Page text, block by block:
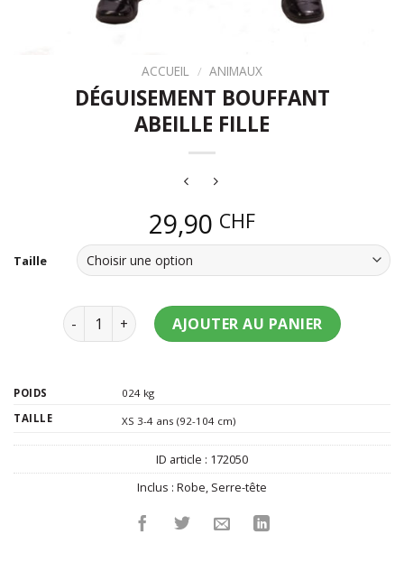
ACCUEIL / ANIMAUX
DÉGUISEMENT BOUFFANT
ABEILLE FILLE
29,90 CHF
Taille
quantité de Déguisement bouffant abeille fille
AJOUTER AU PANIER
POIDS
024 kg
TAILLE
XS 3-4 ans (92-104 cm)
ID article : 172050
Inclus : Robe, Serre-tête